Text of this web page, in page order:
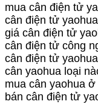
mua cân điện tử
cân điện tử
giá cân điện tử
cân điện tử công
cân điện tử
cân yaohua loại
mua cân yaohua
bán cân điện tử